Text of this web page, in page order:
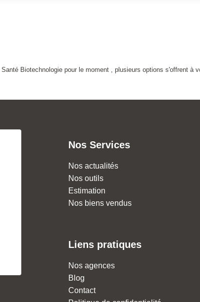
Biotechnologie pour le moment , plusieurs options s'offrent à
Nos Services
Nos actualités
Nos outils
Estimation
Nos biens vendus
Liens pratiques
Nos agences
Blog
Contact